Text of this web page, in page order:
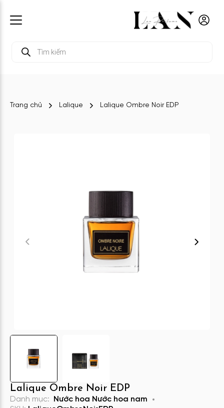
kiếm
Trang chủ Lalique Lalique Ombre Noir EDP
Lalique Ombre Noir EDP
Danh mục: Nước hoa Nước hoa nam